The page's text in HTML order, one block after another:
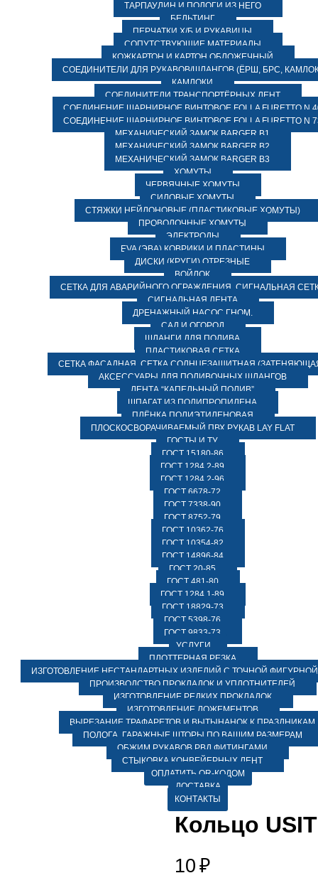
ТАРПАУЛИН И ПОЛОГИ ИЗ НЕГО
БЕЛЬТИНГ
ПЕРЧАТКИ Х/Б И РУКАВИЦЫ
СОПУТСТВУЮЩИЕ МАТЕРИАЛЫ
КОЖКАРТОН И КАРТОН ОБЛОЖЕЧНЫЙ
СОЕДИНИТЕЛИ ДЛЯ РУКАВОВ/ШЛАНГОВ (ЁРШ, БРС,
КАМЛОКИ
СОЕДИНИТЕЛИ ТРАНСПОРТЁРНЫХ ЛЕНТ
СОЕДИНЕНИЕ ШАРНИРНОЕ ВИНТОВОЕ FOLLA FURETTO N
СОЕДИНЕНИЕ ШАРНИРНОЕ ВИНТОВОЕ FOLLA FURETTO N
МЕХАНИЧЕСКИЙ ЗАМОК BARGER B1
МЕХАНИЧЕСКИЙ ЗАМОК BARGER B2
МЕХАНИЧЕСКИЙ ЗАМОК BARGER B3
ХОМУТЫ
ЧЕРВЯЧНЫЕ ХОМУТЫ
СИЛОВЫЕ ХОМУТЫ
СТЯЖКИ НЕЙЛОНОВЫЕ (ПЛАСТИКОВЫЕ ХОМУТЫ)
ПРОВОЛОЧНЫЕ ХОМУТЫ
ЭЛЕКТРОДЫ
EVA (ЭВА) КОВРИКИ И ПЛАСТИНЫ
ДИСКИ (КРУГИ) ОТРЕЗНЫЕ
ВОЙЛОК
СЕТКА ДЛЯ АВАРИЙНОГО ОГРАЖДЕНИЯ, СИГНАЛЬНАЯ
СИГНАЛЬНАЯ ЛЕНТА
ДРЕНАЖНЫЙ НАСОС ГНОМ.
САД И ОГОРОД
ШЛАНГИ ДЛЯ ПОЛИВА
ПЛАСТИКОВАЯ СЕТКА
СЕТКА ФАСАДНАЯ. СЕТКА СОЛНЦЕЗАЩИТНАЯ
АКСЕССУАРЫ ДЛЯ ПОЛИВОЧНЫХ ШЛАНГОВ
ЛЕНТА “КАПЕЛЬНЫЙ ПОЛИВ”
ШПАГАТ ИЗ ПОЛИПРОПИЛЕНА
ПЛЁНКА ПОЛИЭТИЛЕНОВАЯ
ПЛОСКОСВОРАЧИВАЕМЫЙ ПВХ РУКАВ LAY FLAT
ГОСТЫ И ТУ
ГОСТ 15180-86
ГОСТ 1284.2-89
ГОСТ 1284.2-96
ГОСТ 6678-72
ГОСТ 7338-90
ГОСТ 8752-79
ГОСТ 10362-76
ГОСТ 10354-82
ГОСТ 14896-84
ГОСТ 20-85
ГОСТ 481-80
ГОСТ 1284.1-89
ГОСТ 18829-73
ГОСТ 5398-76
ГОСТ 9833-73
УСЛУГИ
ПЛОТТЕРНАЯ РЕЗКА
ИЗГОТОВЛЕНИЕ НЕСТАНДАРТНЫХ ИЗДЕЛИЙ С ТОЧНОЙ ФИГУРНОЙ
ПРОИЗВОДСТВО ПРОКЛАДОК И УПЛОТНИТЕЛЕЙ
ИЗГОТОВЛЕНИЕ РЕДКИХ ПРОКЛАДОК
ИЗГОТОВЛЕНИЕ ЛОЖЕМЕНТОВ
ВЫРЕЗАНИЕ ТРАФАРЕТОВ И ВЫТЫНАНОК К ПРАЗДНИКАМ
ПОЛОГА, ГАРАЖНЫЕ ШТОРЫ ПО ВАШИМ РАЗМЕРАМ
ОБЖИМ РУКАВОВ РВД ФИТИНГАМИ
СТЫКОВКА КОНВЕЙЕРНЫХ ЛЕНТ
ОПЛАТИТЬ QR-КОДОМ
ДОСТАВКА
КОНТАКТЫ
Кольцо
10 ₽